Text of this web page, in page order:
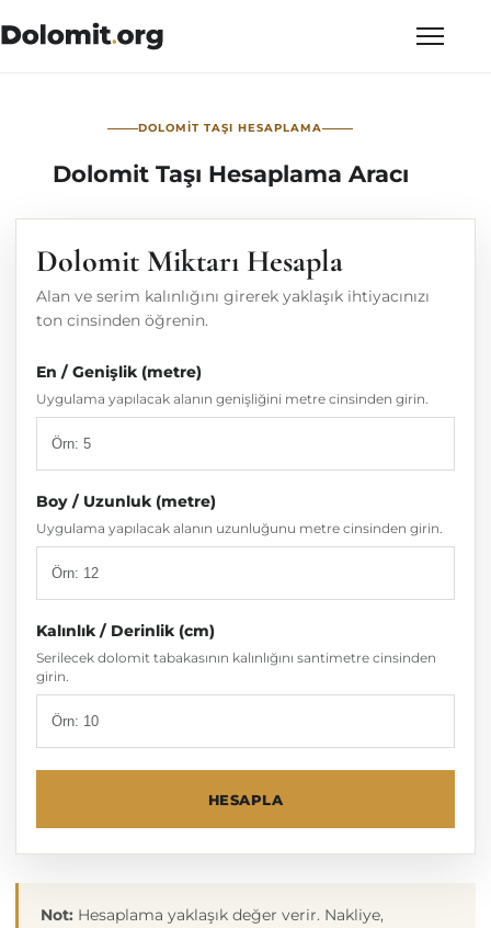
DOLOMIT TAŞI HESAPLAMA
Dolomit Taşı Hesaplama Aracı
Not: Hesaplama yaklaşık değer verir. Nakliye,
Dolomit Miktarı Hesapla
Alan ve serim kalınlığını girerek yaklaşık ihtiyacınızı
ton cinsinden öğrenin.
En / Genişlik (metre)
Uygulama yapılacak alanın genişliğini metre cinsinden girin.
Boy / Uzunluk (metre)
Uygulama yapılacak alanın uzunluğunu metre cinsinden girin.
Kalınlık / Derinlik (cm)
Serilecek dolomit tabakasının kalınlığını santimetre cinsinden
girin.
HESAPLA